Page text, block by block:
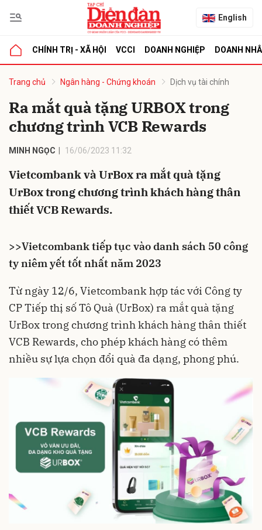
English
CHÍNH TRỊ - XÃ HỘI VCCI DOANH NGHIỆP DOANH
Trang chủ Ngân hàng - Chứng khoán Dịch vụ tài chính
Ra mắt quà tặng URBOX trong
chương trình VCB Rewards
MINH NGỌC 16/06/2023 11:32
Vietcombank và UrBox ra mắt quà tặng
UrBox trong chương trình khách hàng thân
thiết VCB Rewards.
>>Vietcombank tiếp tục vào danh sách 50 công
ty niêm yết tốt nhất năm 2023
Từ ngày 12/6, Vietcombank hợp tác với Công ty
CP Tiếp thị số Tô Quà (UrBox) ra mắt quà tặng
UrBox trong chương trình khách hàng thân thiết
VCB Rewards, cho phép khách hàng có thêm
nhiều sự lựa chọn đổi quà đa dạng, phong phú.
luận
Hủy